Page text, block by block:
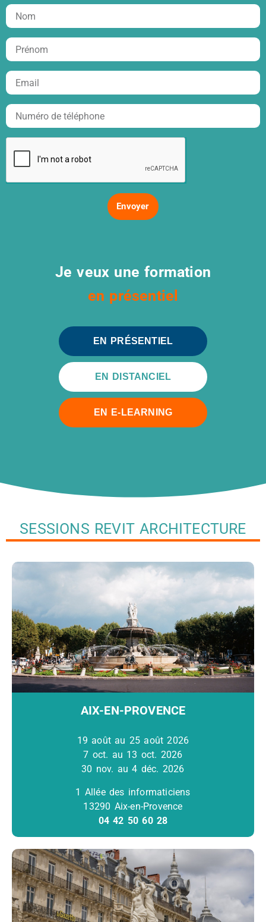
Envoyer
Je veux une formation
en distanciel
EN PRÉSENTIEL
EN DISTANCIEL
EN E-LEARNING
SESSIONS REVIT ARCHITECTURE
AIX-EN-PROVENCE
19 août au 25 août 2026
7 oct. au 13 oct. 2026
30 nov. au 4 déc. 2026
1 Allée des informaticiens
13290 Aix-en-Provence
04 42 50 60 28